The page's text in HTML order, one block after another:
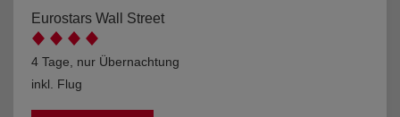
Eurostars Wall Street
4 Tage, nur Übernachtung
inkl. Flug